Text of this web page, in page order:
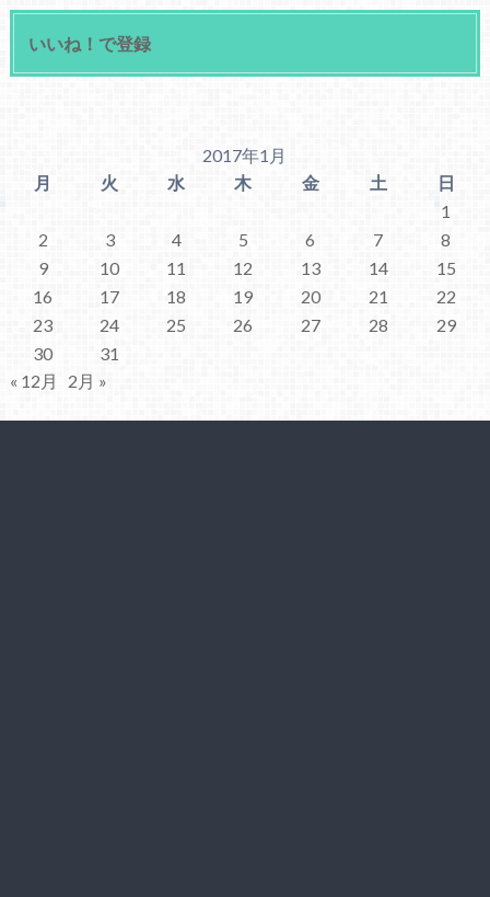
いいね！で登録
2017年1月
月
火 水 木 金 土
日
1
2
3 4 5 6 7
8
9
10 11 12 13 14
15
16
17 18 19 20 21
22
23
24 25 26 27 28
29
30
31
« 12月
2月 »